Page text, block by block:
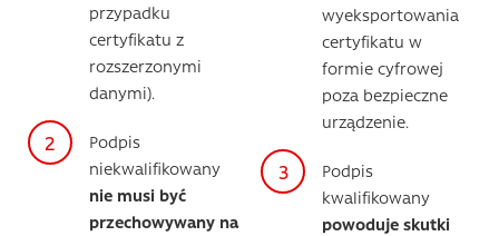
przypadku
certyfikatu z
rozszerzonymi
danymi).
Podpis
niekwalifikowany
nie musi być
przechowywany na
wyeksportowania
certyfikatu w
formie cyfrowej
poza bezpieczne
urządzenie.
Podpis
kwalifikowany
powoduje skutki